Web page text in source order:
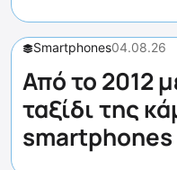
Smartphones04.08.26
Από το 2012
ταξίδι της
smartphones